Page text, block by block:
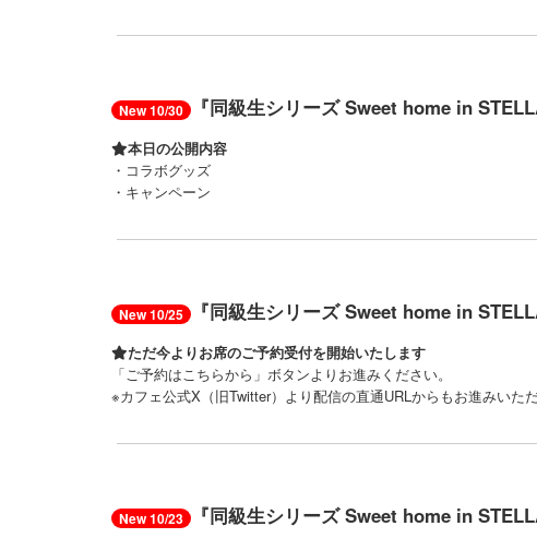
New 10/30 『同級生シリーズ Sweet home in
本日の公開内容
・コラボグッズ
・キャンペーン
New 10/25 『同級生シリーズ Sweet home in
ただ今よりお席のご予約受付を開始いたします
「ご予約はこちらから」ボタンよりお進みください。
※カフェ公式X（旧Twitter）より配信の直通URLからもお進みいただ
New 10/23 『同級生シリーズ Sweet home in